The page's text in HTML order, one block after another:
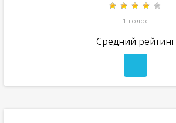
1 голос
Средний рейтинг